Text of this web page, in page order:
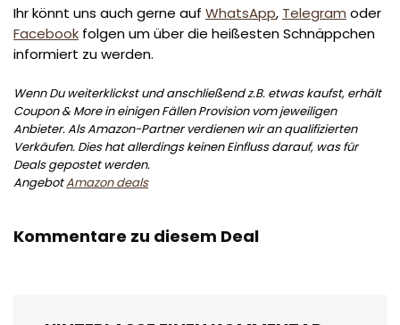
Ihr könnt uns auch gerne auf WhatsApp, Telegram oder
Facebook folgen um über die heißesten Schnäppchen
informiert zu werden.
Wenn Du weiterklickst und anschließend z.B. etwas kaufst, erhält
Coupon & More in einigen Fällen Provision vom jeweiligen
Anbieter. Als Amazon-Partner verdienen wir an qualifizierten
Verkäufen. Dies hat allerdings keinen Einfluss darauf, was für
Deals gepostet werden.
AngebotAmazon deals
Kommentare zu diesem Deal